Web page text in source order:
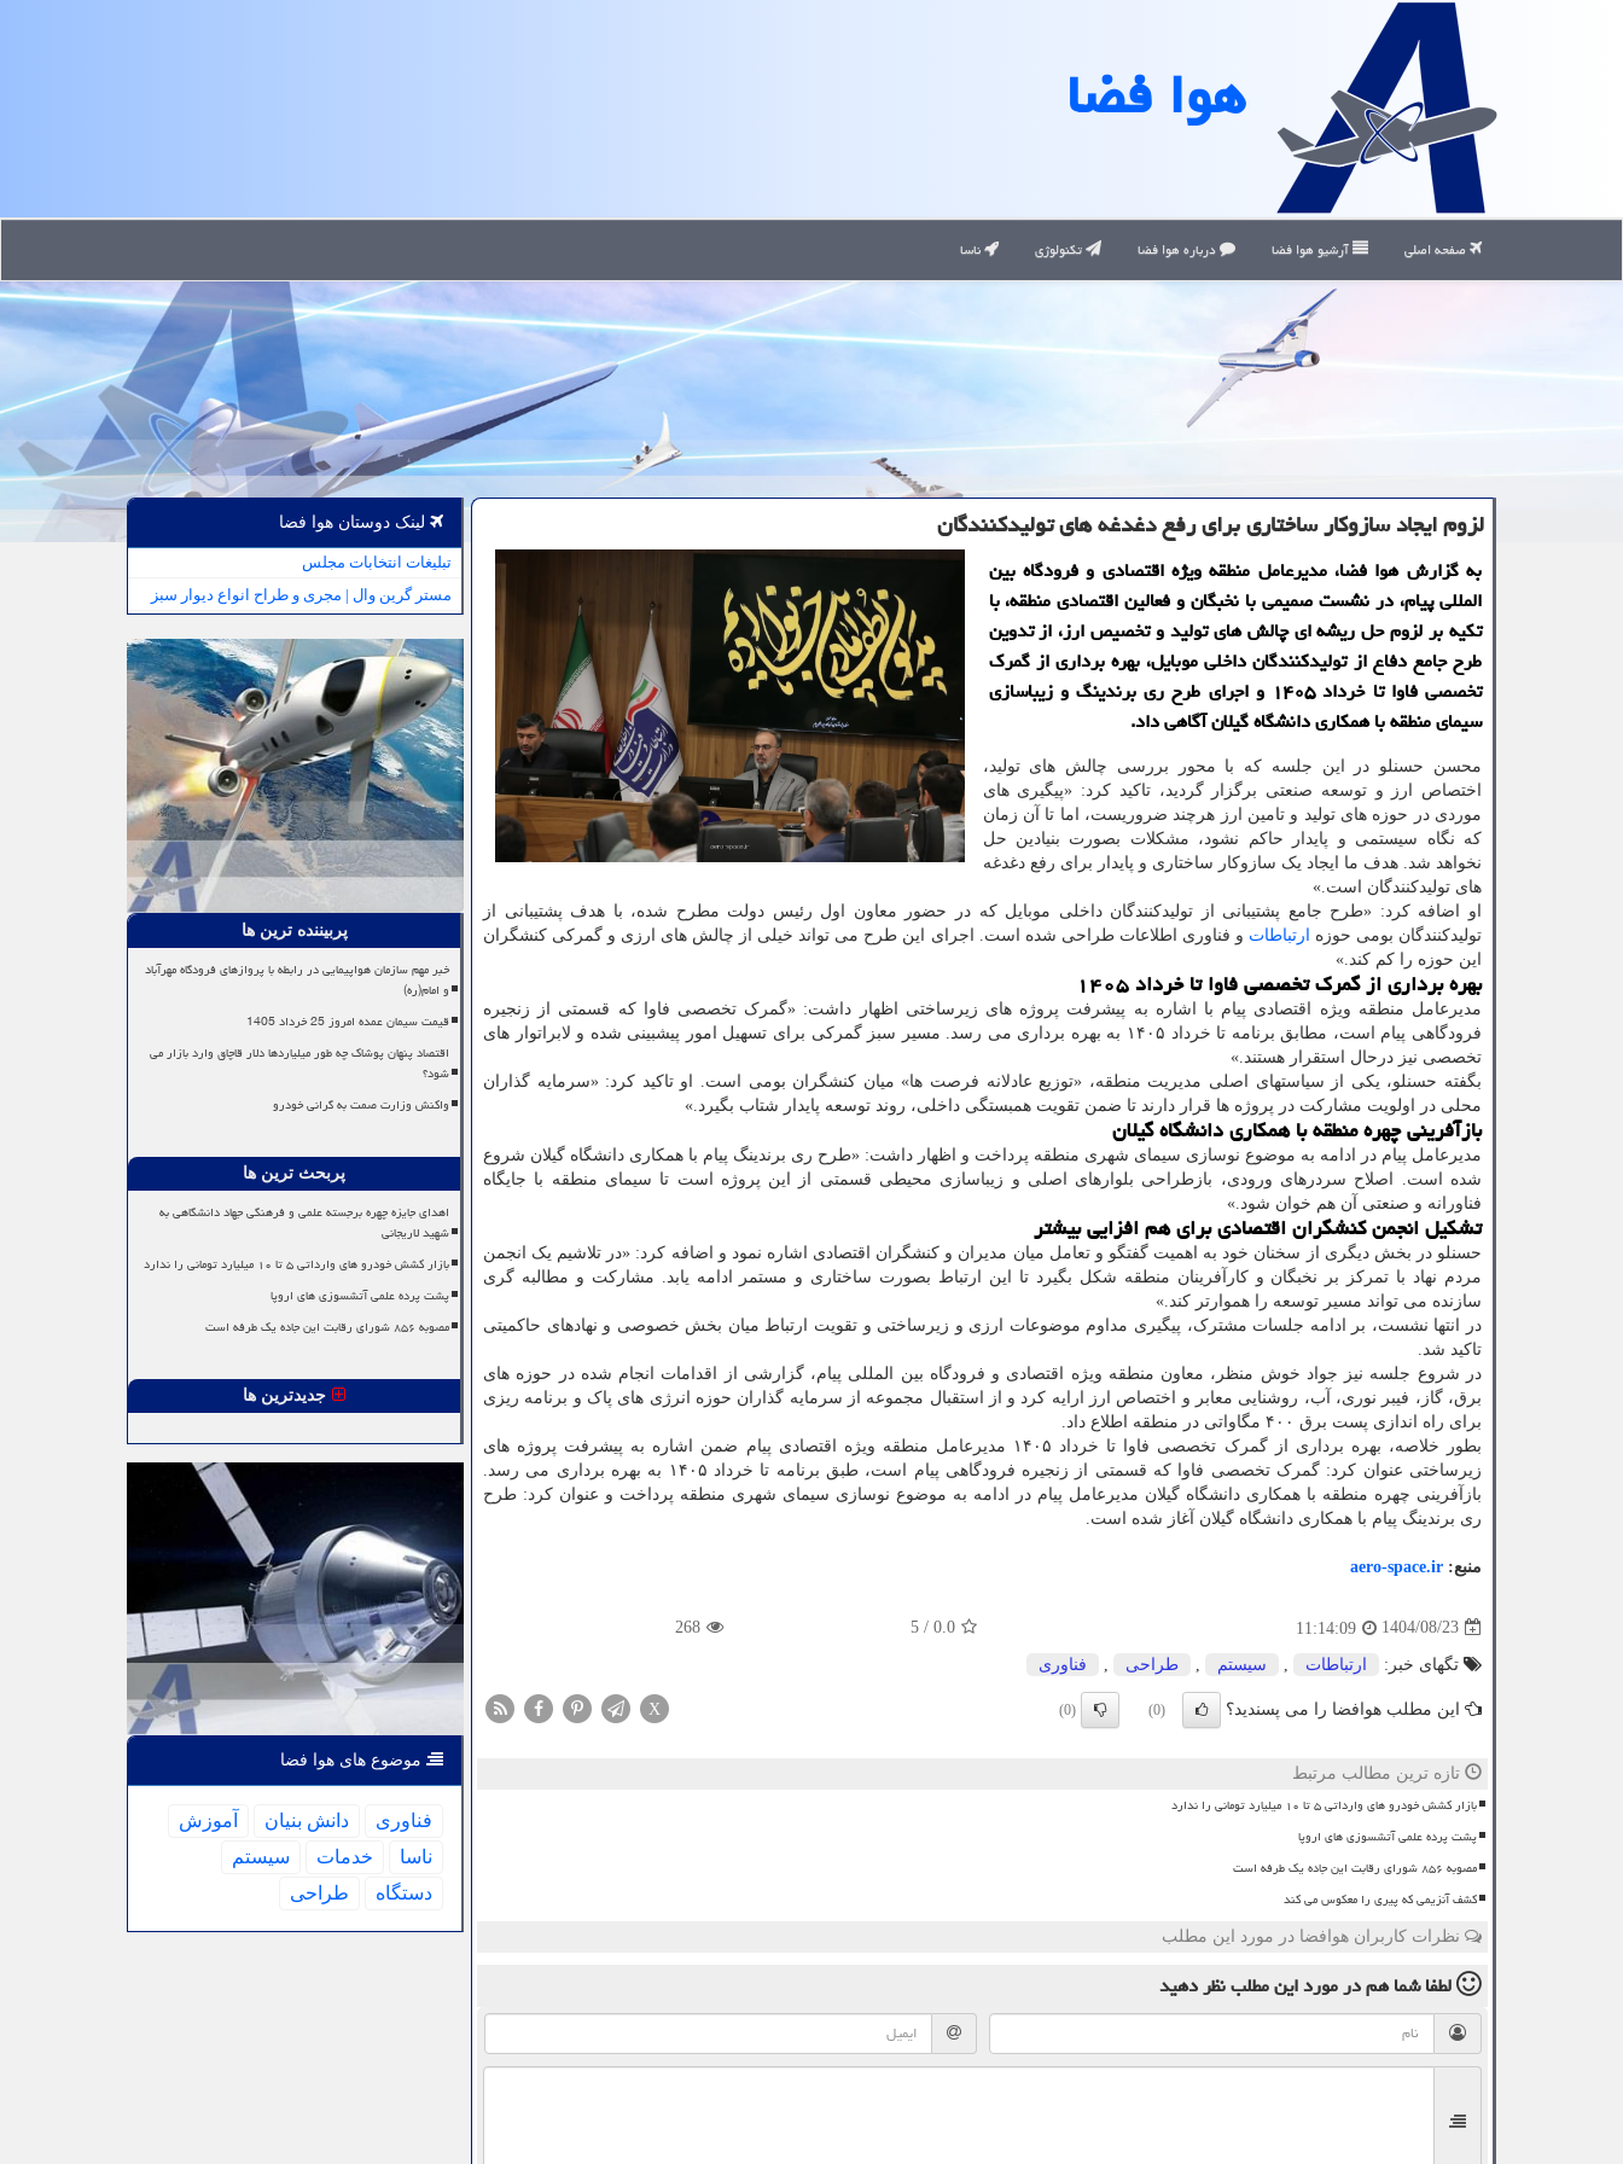
هوا فضا
صفحه اصلی آرشیو هوا فضا درباره هوا فضا تکنولوژی ناسا
لزوم ایجاد سازوکار ساختاری برای رفع دغدغه های تولیدکنندگان
به گزارش هوا فضا، مدیرعامل منطقه ویژه اقتصادی و فرودگاه بین
المللی پیام، در نشست صمیمی با نخبگان و فعالین اقتصادی منطقه، با
تکیه بر لزوم حل ریشه ای چالش های تولید و تخصیص ارز، از تدوین
طرح جامع دفاع از تولیدکنندگان داخلی موبایل، بهره برداری از گمرک
تخصصی فاوا تا خرداد ۱۴۰۵ و اجرای طرح ری برندینگ و زیباسازی
سیمای منطقه با همکاری دانشگاه گیلان آگاهی داد.
محسن حسنلو در این جلسه که با محور بررسی چالش های تولید،
اختصاص ارز و توسعه صنعتی برگزار گردید، تاکید کرد: «پیگیری های
موردی در حوزه های تولید و تامین ارز هرچند ضروریست، اما تا آن زمان
که نگاه سیستمی و پایدار حاکم نشود، مشکلات بصورت بنیادین حل
نخواهد شد. هدف ما ایجاد یک سازوکار ساختاری و پایدار برای رفع دغدغه
های تولیدکنندگان است.»
او اضافه کرد: «طرح جامع پشتیبانی از تولیدکنندگان داخلی موبایل که در حضور معاون اول رئیس دولت مطرح شده، با هدف پشتیبانی از
تولیدکنندگان بومی حوزه
ارتباطات و فناوری اطلاعات طراحی شده است. اجرای این طرح می تواند خیلی از چالش های ارزی و گمرکی کنشگران
این حوزه را کم کند.»
بهره برداری از گمرک تخصصی فاوا تا خرداد ۱۴۰۵
مدیرعامل منطقه ویژه اقتصادی پیام با اشاره به پیشرفت پروژه های زیرساختی اظهار داشت: «گمرک تخصصی فاوا که قسمتی از زنجیره
فرودگاهی پیام است، مطابق برنامه تا خرداد ۱۴۰۵ به بهره برداری می رسد. مسیر سبز گمرکی برای تسهیل امور پیشبینی شده و لابراتوار های
تخصصی نیز درحال استقرار هستند.»
بگفته حسنلو، یکی از سیاستهای اصلی مدیریت منطقه، «توزیع عادلانه فرصت ها» میان کنشگران بومی است. او تاکید کرد: «سرمایه گذاران
محلی در اولویت مشارکت در پروژه ها قرار دارند تا ضمن تقویت همبستگی داخلی، روند توسعه پایدار شتاب بگیرد.»
بازآفرینی چهره منطقه با همکاری دانشگاه گیلان
مدیرعامل پیام در ادامه به موضوع نوسازی سیمای شهری منطقه پرداخت و اظهار داشت: «طرح ری برندینگ پیام با همکاری دانشگاه گیلان شروع
شده است. اصلاح سردرهای ورودی، بازطراحی بلوارهای اصلی و زیباسازی محیطی قسمتی از این پروژه است تا سیمای منطقه با جایگاه
فناورانه و صنعتی آن هم خوان شود.»
تشکیل انجمن کنشگران اقتصادی برای هم افزایی بیشتر
حسنلو در بخش دیگری از سخنان خود به اهمیت گفتگو و تعامل میان مدیران و کنشگران اقتصادی اشاره نمود و اضافه کرد: «در تلاشیم یک انجمن
مردم نهاد با تمرکز بر نخبگان و کارآفرینان منطقه شکل بگیرد تا این ارتباط بصورت ساختاری و مستمر ادامه یابد. مشارکت و مطالبه گری
سازنده می تواند مسیر توسعه را هموارتر کند.»
در انتها نشست، بر ادامه جلسات مشترک، پیگیری مداوم موضوعات ارزی و زیرساختی و تقویت ارتباط میان بخش خصوصی و نهادهای حاکمیتی
تاکید شد.
در شروع جلسه نیز جواد خوش منظر، معاون منطقه ویژه اقتصادی و فرودگاه بین المللی پیام، گزارشی از اقدامات انجام شده در حوزه های
برق، گاز، فیبر نوری، آب، روشنایی معابر و اختصاص ارز ارایه کرد و از استقبال مجموعه از سرمایه گذاران حوزه انرژی های پاک و برنامه ریزی
برای راه اندازی پست برق ۴۰۰ مگاواتی در منطقه اطلاع داد.
بطور خلاصه، بهره برداری از گمرک تخصصی فاوا تا خرداد ۱۴۰۵ مدیرعامل منطقه ویژه اقتصادی پیام ضمن اشاره به پیشرفت پروژه های
زیرساختی عنوان کرد: گمرک تخصصی فاوا که قسمتی از زنجیره فرودگاهی پیام است، طبق برنامه تا خرداد ۱۴۰۵ به بهره برداری می رسد.
بازآفرینی چهره منطقه با همکاری دانشگاه گیلان مدیرعامل پیام در ادامه به موضوع نوسازی سیمای شهری منطقه پرداخت و عنوان کرد: طرح
ری برندینگ پیام با همکاری دانشگاه گیلان آغاز شده است.
منبع: aero-space.ir
1404/08/23
11:14:09
0.0
/
5
268
تگهای خبر: ارتباطات سیستم طراحی فناوری
این مطلب هوافضا را می پسندید؟ (0)
(0)
X
تازه ترین مطالب مرتبط
بازار کشش خودرو های وارداتی ۵ تا ۱۰ میلیارد تومانی را ندارد
پشت پرده علمی آتشسوزی های اروپا
مصوبه ۸۵۶ شورای رقابت این جاده یک طرفه است
کشف آنزیمی که پیری را معکوس می کند
نظرات کاربران هوافضا در مورد این مطلب
لطفا شما همدر مورد این مطلبنظر دهید
لینک دوستان هوا فضا
تبلیغات انتخابات مجلس
مستر گرین وال | مجری و طراح انواع دیوار سبز
پربیننده ترین ها
خبر مهم سازمان هواپیمایی در رابطه با پروازهای فرودگاه مهرآباد
و امام(ره)
قیمت سیمان عمده امروز 25 خرداد 1405
اقتصاد پنهان پوشاک چه طور میلیاردها دلار قاچاق وارد بازار می
شود؟
واکنش وزارت صمت به گرانی خودرو
پربحث ترین ها
اهدای جایزه چهره برجسته علمی و فرهنگی جهاد دانشگاهی به
شهید لاریجانی
بازار کشش خودرو های وارداتی ۵ تا ۱۰ میلیارد تومانی را ندارد
پشت پرده علمی آتشسوزی های اروپا
مصوبه ۸۵۶ شورای رقابت این جاده یک طرفه است
جدیدترین ها
موضوع های هوا فضا
فناوری دانش بنیان
آموزش
ناسا
خدمات
سیستم
دستگاه
طراحی